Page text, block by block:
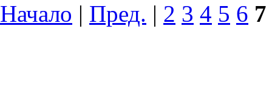
Начало | Пред. | 2 3 4 5 6 7